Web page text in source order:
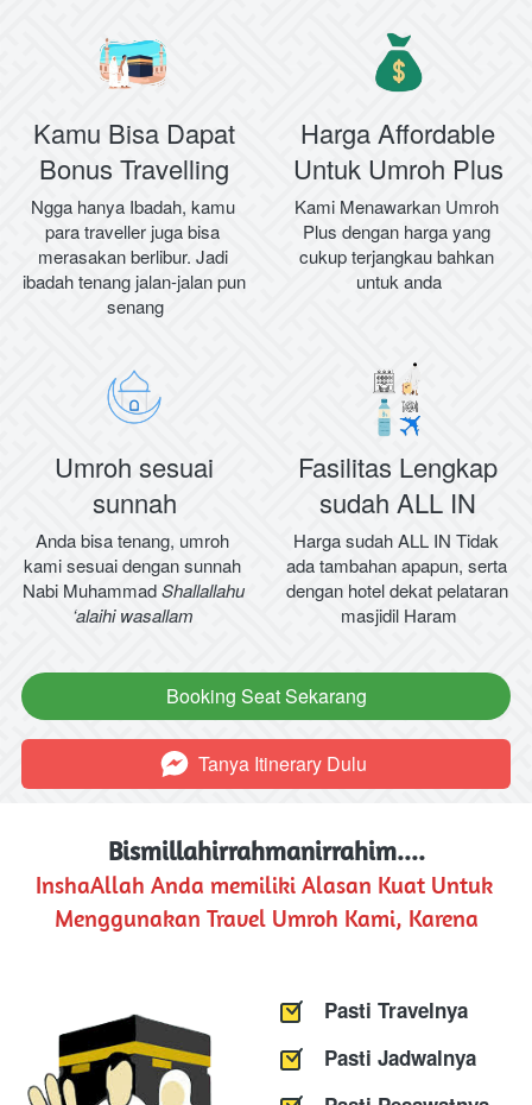
Kamu Bisa Dapat
Bonus Travelling
Ngga hanya Ibadah, kamu
para traveller juga bisa
merasakan berlibur. Jadi
ibadah tenang jalan-jalan pun
senang
Harga Affordable
Untuk Umroh Plus
Kami Menawarkan Umroh
Plus dengan harga yang
cukup terjangkau bahkan
untuk anda
Umroh sesuai
sunnah​
Anda bisa tenang, umroh
kami sesuai dengan sunnah
Nabi MuhammadShallallahu
‘alaihi wasallam
Fasilitas Lengkap
sudah ALL IN
Harga sudah ALL IN Tidak
ada tambahan apapun, serta
dengan hotel dekat pelataran
masjidil Haram
`Booking Seat Sekarang
` Tanya Itinerary Dulu
Bismillahirrahmanirrahim....​
InshaAllah Anda memiliki Alasan Kuat Untuk
Menggunakan Travel Umroh Kami, Karena
Pasti Travelnya
Pasti Jadwalnya